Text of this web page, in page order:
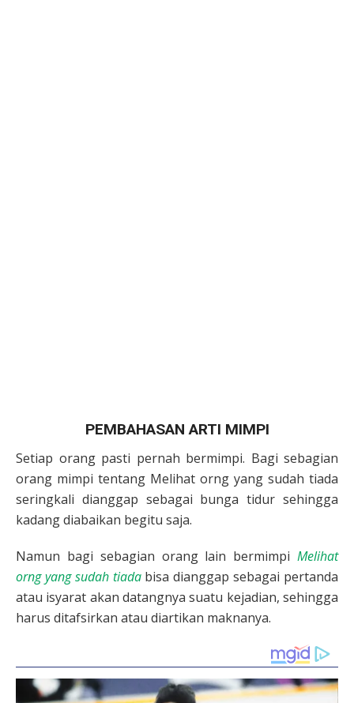
PEMBAHASAN ARTI MIMPI
Setiap orang pasti pernah bermimpi. Bagi sebagian
orang mimpi tentang Melihat orng yang sudah tiada
seringkali dianggap sebagai bunga tidur sehingga
kadang diabaikan begitu saja.
Namun bagi sebagian orang lain bermimpi Melihat
orng yang sudah tiadabisa dianggap sebagai pertanda
atau isyarat akan datangnya suatu kejadian, sehingga
harus ditafsirkan atau diartikan maknanya.